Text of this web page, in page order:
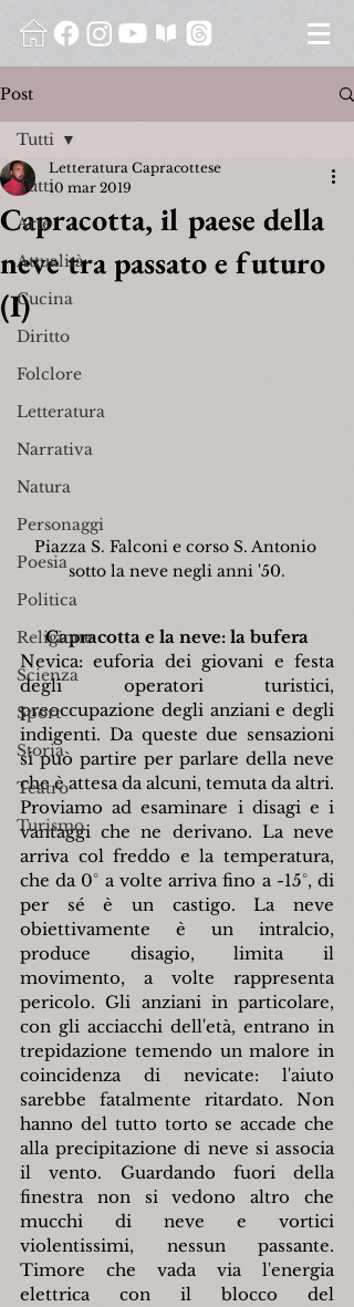
Post
Tutti
Arte
Attualità
Cucina
Diritto
Folclore
Letteratura
Narrativa
Natura
Personaggi
Poesia
Politica
Religione
Scienza
Sport
Storia
Teatro
Turismo
Tutti
Capracotta, il paese della
neve tra passato e futuro
(I)
Letteratura Capracottese
10 mar 2019
Piazza S. Falconi e corso S. Antonio
sotto la neve negli anni '50.
Capracotta e la neve: la bufera
Nevica: euforia dei giovani e festa
degli operatori turistici,
preoccupazione degli anziani e degli
indigenti. Da queste due sensazioni
si può partire per parlare della neve
che è attesa da alcuni, temuta da altri.
Proviamo ad esaminare i disagi e i
vantaggi che ne derivano. La neve
arriva col freddo e la temperatura,
che da 0° a volte arriva fino a -15°, di
per sé è un castigo. La neve
obiettivamente è un intralcio,
produce disagio, limita il
movimento, a volte rappresenta
pericolo. Gli anziani in particolare,
con gli acciacchi dell'età, entrano in
trepidazione temendo un malore in
coincidenza di nevicate: l'aiuto
sarebbe fatalmente ritardato. Non
hanno del tutto torto se accade che
alla precipitazione di neve si associa
il vento. Guardando fuori della
finestra non si vedono altro che
mucchi di neve e vortici
violentissimi, nessun passante.
Timore che vada via l'energia
elettrica con il blocco del